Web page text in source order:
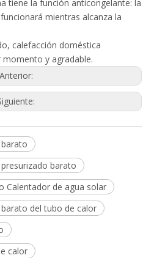
tiene la función anticongelante: la
mientras alcanza la
calefacción doméstica
momento y agradable.
Anterior:
barato
Calentador de agua solar
del tubo de calor
calor